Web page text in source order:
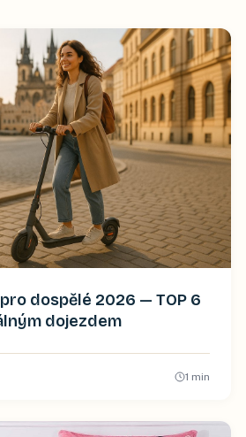
dospělé 2026 — TOP 6
dojezdem
1 min